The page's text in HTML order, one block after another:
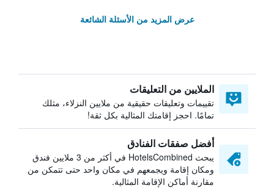
عرض المزيد من الأسئلة الشائعة
الملايين من التعليقات
تقييمات وتعليقات حقيقية من ملايين النزلاء، مثلك
تمامًا. احجز إقامتك المثالية بكل ثقة!
أفضل صفقات الفنادق
يبحث HotelsCombined في أكثر من 3 ملايين فندق
ومكان إقامة ويجمعهم في مكان واحد حتى تتمكن من
مقارنة أماكن الإقامة المثالية.